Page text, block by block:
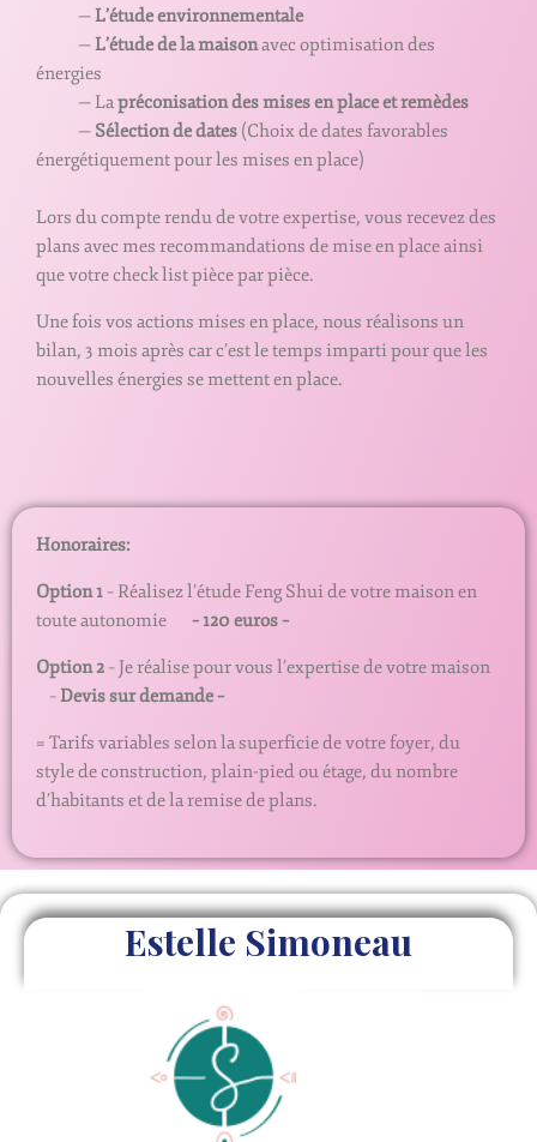
—L’étude environnementale
—L’étude de la maisonavec optimisation des
énergies
— Lapréconisation des mises en place et remèdes
— Sélection de dates (Choix de dates favorables
énergétiquement pour les mises en place)
Lors du compte rendu de votre expertise, vous recevez des
plans avec mes recommandations de mise en place ainsi
que votre check list pièce par pièce.
Une fois vos actions mises en place, nous réalisons un
bilan, 3 mois après car c’est le temps imparti pour que les
nouvelles énergies se mettent en place.
Honoraires:
Option 1 – Réalisez l’étude Feng Shui de votre maison en
toute autonomie
– 120 euros –
Option 2 – Je réalise pour vous l’expertise de votre maison
–Devis sur demande –
= Tarifs variables selon la superficie de votre foyer, du
style de construction, plain-pied ou étage, du nombre
d’habitants et de la remise de plans.
Estelle Simoneau